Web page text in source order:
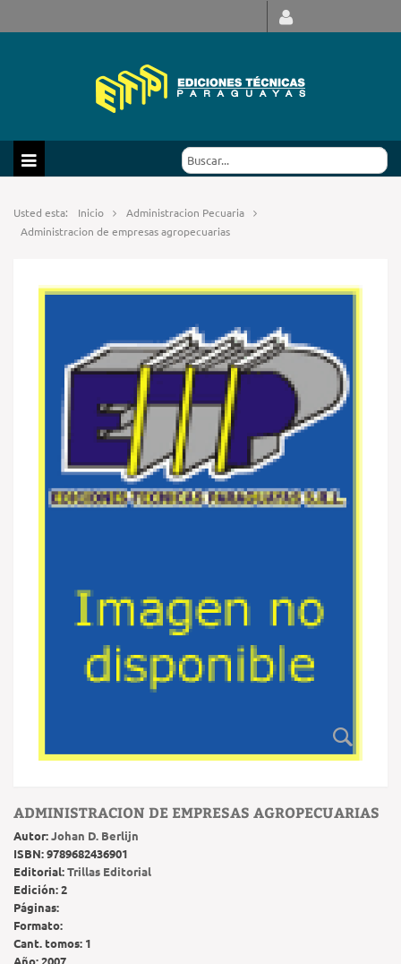
Usted esta: Inicio
Administracion Pecuaria
Administracion de empresas agropecuarias
ADMINISTRACION DE EMPRESAS AGROPECUARIAS
Autor:Johan D. Berlijn
ISBN:9789682436901
Editorial:Trillas Editorial
Edición:2
Páginas:
Formato:
Cant. tomos: 1
Año:2007